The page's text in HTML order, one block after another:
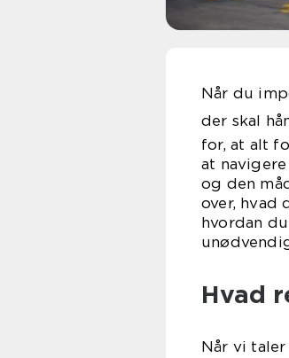
Når du
der skal
for, at alt
at
og den
over, hvad
hvordan
Hvad
Når vi